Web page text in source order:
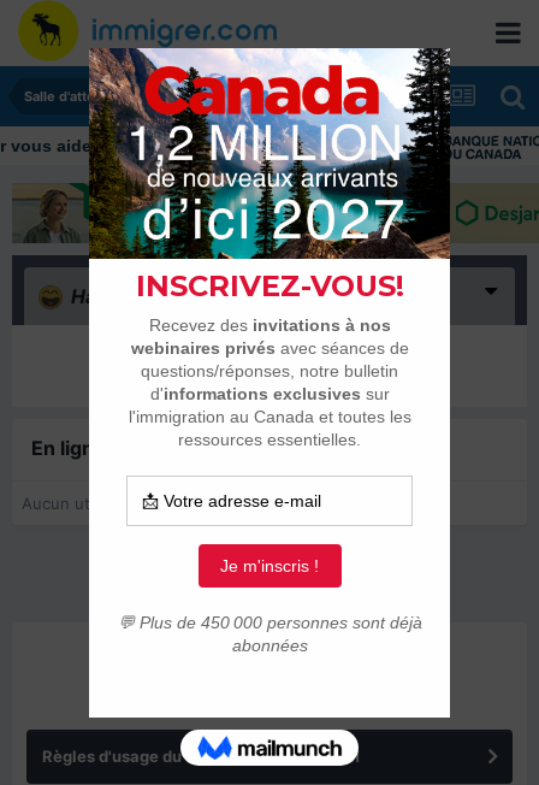
Salle d'attente - échanges de dates
aider tout au long de votre transition
Haha (0)
Il n’y a encore rien ici
En ligne récemment0 membre est en ligne
Aucun utilisateur enregistré regarde cette page.
Règles d'usage du forum IMMIGRER.COM